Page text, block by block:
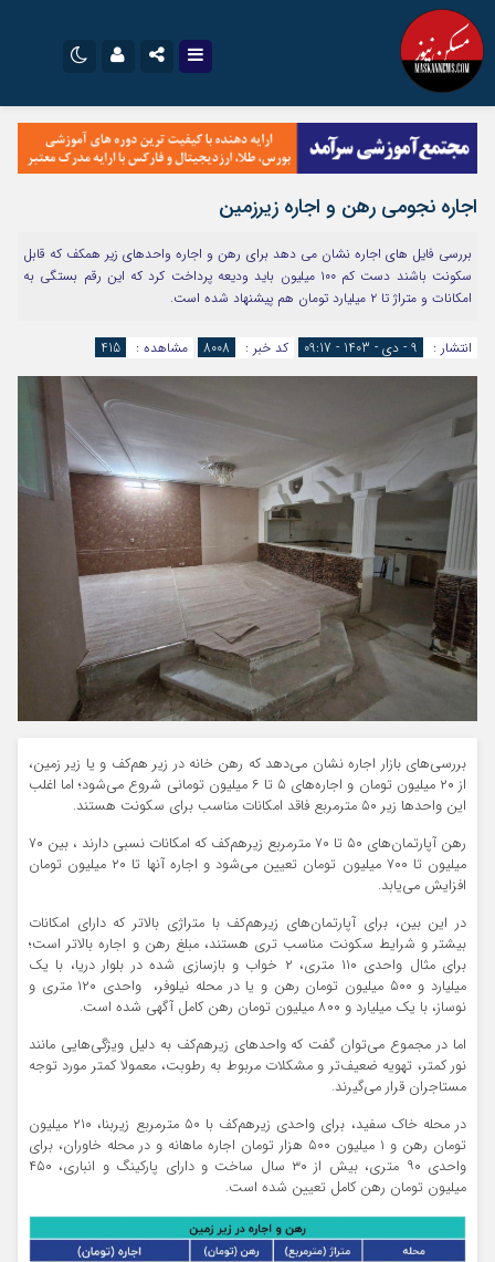
اینستاگرام
تلگرام
سروش
ایتا
آپارات
نام کاربری یا نشانی ایمیل
رمز عبور
مرا به خاطر بسپار
اجاره نجومی رهن و اجاره زیرزمین
بررسی فایل های اجاره نشان می دهد برای رهن و اجاره واحدهای زیر همکف که قابل
سکونت باشند دست کم ۱۰۰ میلیون باید ودیعه پرداخت کرد که این رقم بستگی به
امکانات و متراژ تا ۲ میلیارد تومان هم پیشنهاد شده است.
انتشار : 9 - دی - 1403 - 09:17 کد خبر : 8008 مشاهده : 415
بررسی‌های بازار اجاره نشان می‌دهد که رهن خانه در زیر هم‌کف و یا زیر زمین،
از ۲۰ میلیون تومان و اجاره‌های ۵ تا ۶ میلیون تومانی شروع می‌شود؛ اما اغلب
این واحدها زیر ۵۰ مترمربع فاقد امکانات مناسب برای سکونت هستند.
رهن آپارتمان‌های ۵۰ تا ۷۰ مترمربع زیر‌هم‌کف که امکانات نسبی دارند ، بین ۷۰
میلیون تا ۷۰۰ میلیون تومان تعیین می‌شود و اجاره‌ آنها تا ۲۰ میلیون تومان
افزایش می‌یابد.
در این بین، برای آپارتمان‌های زیر‌هم‌کف با متراژی بالاتر که دارای امکانات
بیشتر و شرایط سکونت مناسب تری هستند، مبلغ رهن و اجاره بالاتر است؛
برای مثال واحدی ۱۱۰ متری، ۲ خواب و بازسازی شده در بلوار دریا، با یک
میلیارد و ۵۰۰ میلیون تومان رهن و یا در محله نیلوفر، واحدی ۱۲۰ متری و
نوساز، با یک میلیارد و ۸۰۰ میلیون تومان رهن کامل آگهی شده است.
اما در مجموع می‌توان گفت که واحدهای زیر‌هم‌کف به دلیل ویژگی‌هایی مانند
نور کمتر، تهویه ضعیف‌تر و مشکلات مربوط به رطوبت، معمولا کمتر مورد توجه
مستاجران قرار می‌گیرند.
در محله خاک سفید، برای واحدی زیر‌هم‌کف با ۵۰ مترمربع زیربنا، ۲۱۰ میلیون
تومان رهن و ۱ میلیون ۵۰۰ هزار تومان اجاره ماهانه و در محله خاوران، برای
واحدی ۹۰ متری، بیش از ۳۰ سال ساخت و دارای پارکینگ و انباری، ۴۵۰
میلیون تومان رهن کامل تعیین شده است.